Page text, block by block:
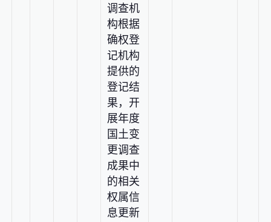
调查机
构根据
确权登
记机构
提供的
登记结
果，开
展年度
国土变
更调查
成果中
的相关
权属信
息更新